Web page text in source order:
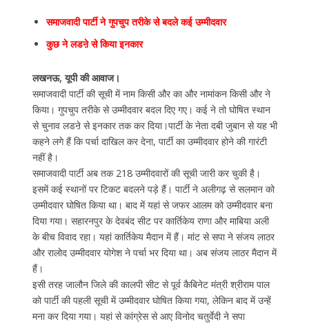
समाजवादी पार्टी ने गुपचुप तरीके से बदले कई उम्मीदवार
कुछ ने लडऩे से किया इनकार
लखनऊ, यूपी की आवाज।
समाजवादी पार्टी की सूची में नाम किसी और का और नामांकन किसी और ने
किया। गुपचुप तरीके से उम्मीदवार बदल दिए गए। कई ने तो घोषित स्थान
से चुनाव लडऩे से इनकार तक कर दिया।पार्टी के नेता दबी जुबान से यह भी
कहने लगे हैं कि पर्चा दाखिल कर देना, पार्टी का उम्मीदवार होने की गारंटी
नहीं है।
समाजवादी पार्टी अब तक 218 उम्मीदवारों की सूची जारी कर चुकी है।
इसमें कई स्थानों पर टिकट बदलने पड़े हैं। पार्टी ने अलीगढ़ से सलमान को
उम्मीदवार घोषित किया था। बाद में यहां से जफर आलम को उम्मीदवार बना
दिया गया। सहारनपुर के देवबंद सीट पर कार्तिकेय राणा और माबिया अली
के बीच विवाद रहा। यहां कार्तिकेय मैदान में हैं। मांट से सपा ने संजय लाठर
और रालोद उम्मीदवार योगेश ने पर्चा भर दिया था। अब संजय लाठर मैदान में
हैं।
इसी तरह जालौन जिले की कालपी सीट से पूर्व कैबिनेट मंत्री श्रीराम पाल
को पार्टी की पहली सूची में उम्मीदवार घोषित किया गया, लेकिन बाद में उन्हें
मना कर दिया गया। यहां से कांग्रेस से आए विनोद चतुर्वेदी ने सपा